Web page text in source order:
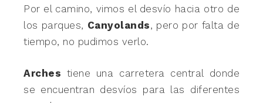
Por el camino, vimos el desvío hacia otro de
los parques, Canyolands, pero por falta de
tiempo, no pudimos verlo.
Arches tiene una carretera central donde
se encuentran desvíos para las diferentes